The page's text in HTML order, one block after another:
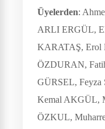
Üyelerden:
ARLI ERGÜL,
KARATAŞ,
ÖZDURAN,
GÜRSEL,
Kemal AKGÜL,
ÖZKUL,